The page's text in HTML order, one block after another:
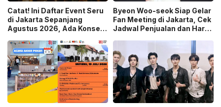
Catat! Ini Daftar Event Seru
di Jakarta Sepanjang
Agustus 2026, Ada Konser
Milan
Byeon Woo-seok Siap Gelar
Fan Meeting di Jakarta, Cek
Jadwal Penjualan dan Harga